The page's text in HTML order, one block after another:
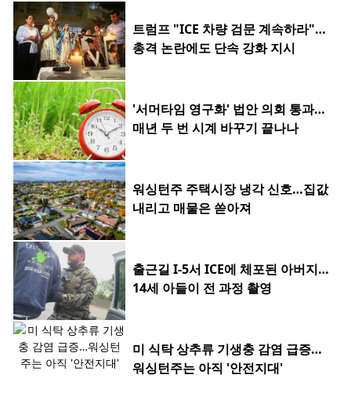
트럼프 "ICE 차량 검문 계속하라"…
총격 논란에도 단속 강화 지시
'서머타임 영구화' 법안 의회 통과…
매년 두 번 시계 바꾸기 끝나나
워싱턴주 주택시장 냉각 신호…집값
내리고 매물은 쏟아져
출근길 I-5서 ICE에 체포된 아버지…
14세 아들이 전 과정 촬영
미 식탁 상추류 기생충 감염 급증…
워싱턴주는 아직 '안전지대'